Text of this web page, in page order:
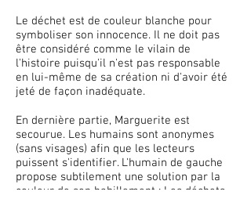
Le déchet est de couleur blanche pour
symboliser son innocence. Il ne doit pas
être considéré comme le vilain de
l'histoire puisqu'il n'est pas responsable
en lui-même de sa création ni d'avoir été
jeté de façon inadéquate.
En dernière partie, Marguerite est
secourue. Les humains sont anonymes
(sans visages) afin que les lecteurs
puissent s'identifier. L'humain de gauche
propose subtilement une solution par la
couleur de son habillement : Les déchets